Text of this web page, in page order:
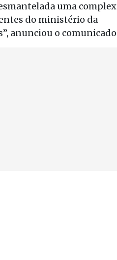
uma
do ministério da
anunciou o